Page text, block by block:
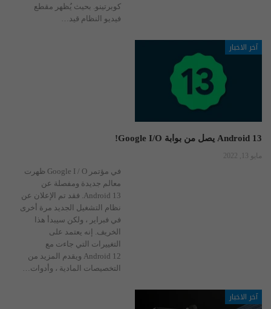
كوبرتينو. بحيث يُظهر مقطع
فيديو النظام قيد …
آخر الاخبار
Android 13 يصل من بوابة Google I/O!
مايو 13, 2022
في مؤتمر Google I / O ظهرت
معالم جديدة ومفصلة عن
Android 13. فقد تم الإعلان عن
نظام التشغيل الجديد مرة أخرى
في فبراير ، ولكن سيبدأ هذا
الخريف. إنه يعتمد على
التغييرات التي جاءت مع
Android 12 ويقدم المزيد من
التخصيصات المادية ، وأدوات
آخر الاخبار